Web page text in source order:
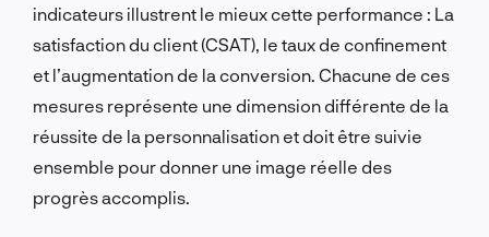
indicateurs illustrent le mieux cette performance : La
satisfaction du client (CSAT), le taux de confinement
et l’augmentation de la conversion. Chacune de ces
mesures représente une dimension différente de la
réussite de la personnalisation et doit être suivie
ensemble pour donner une image réelle des
progrès accomplis.